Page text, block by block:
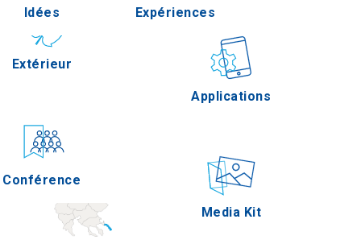
Serres
Extérieur Gastronomie
Conférence
Applications
Media Kit
Idées Expériences